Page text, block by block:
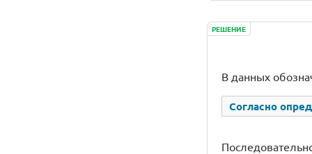
РЕШЕНИЕ
В данных
Согласно